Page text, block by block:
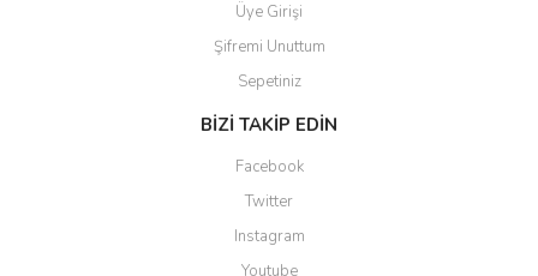
Üye Girişi
Şifremi Unuttum
Sepetiniz
BİZİ TAKİP EDİN
Facebook
Twitter
Instagram
Youtube